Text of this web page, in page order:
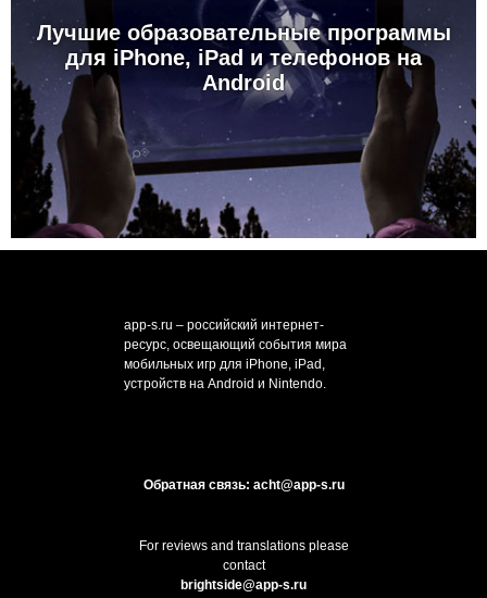
Лучшие образовательные программы
для iPhone, iPad и телефонов на
Android
app-s.ru – российский интернет-
ресурс, освещающий события мира
мобильных игр для iPhone, iPad,
устройств на Android и Nintendo.
Обратная связь: acht@app-s.ru
For reviews and translations please
contact
brightside@app-s.ru